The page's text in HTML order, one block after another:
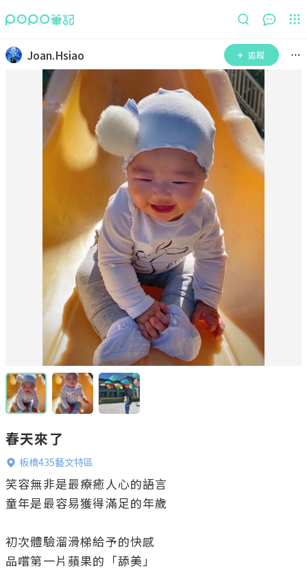
Joan.Hsiao 追蹤
春天來了
板橋435藝文特區
笑容無非是最療癒人心的語言
童年是最容易獲得滿足的年歲
初次體驗溜滑梯給予的快感
品嚐第一片蘋果的「舔美」